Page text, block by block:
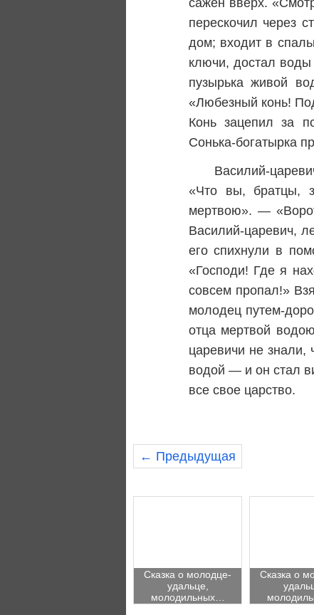
сажен вверх.
перескочил через
дом; входит в
ключи, достал
пузырька живой
«Любезный конь!
Конь зацепил за
Сонька-богатырка
Василий-
«Что вы, братцы,
мертвою». —
Василий-царевич,
его спихнули в
«Господи! Где я
совсем пропал!»
молодец путем-
отца мертвой
царевичи не знали,
водой — и он стал
все свое царство.
← Предыдущая
Сказка о молодце-
удальце,
молодильных…
Сказка о